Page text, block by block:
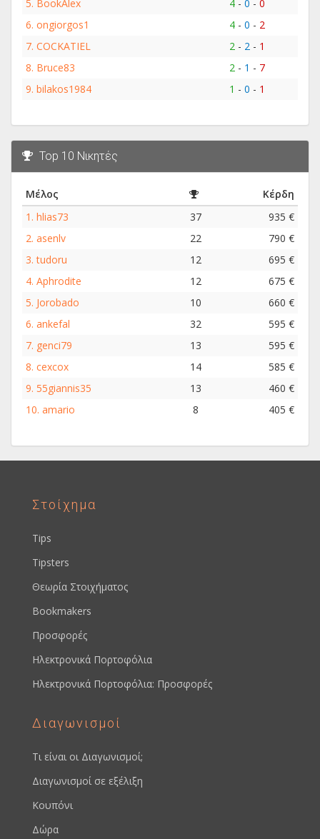
5. BookAlex 4- 0 - 0
6. ongiorgos1 4- 0 - 2
7. COCKATIEL 2 - 2 - 1
8. Bruce83 2 - 1 - 7
9. bilakos1984 1 - 0 - 1
Top 10 Νικητές
Μέλος
Κέρδη
1. hlias73 37
935 €
2. asenlv 22
790 €
3.tudoru 12
695 €
4. Aphrodite 12
675 €
5. Jorobado 10
660 €
6. ankefal 32
595 €
7. genci79 13
595 €
8. cexcox 14
585 €
9. 55giannis35 13
460 €
10. amario 8 405 €
Στοίχημα
Tips
Tipsters
Θεωρία Στοιχήματος
Bookmakers
Προσφορές
Ηλεκτρονικά Πορτοφόλια
Ηλεκτρονικά Πορτοφόλια: Προσφορές
Διαγωνισμοί
Τι είναι οι Διαγωνισμοί;
Διαγωνισμοί σε εξέλιξη
Κουπόνι
Δώρα